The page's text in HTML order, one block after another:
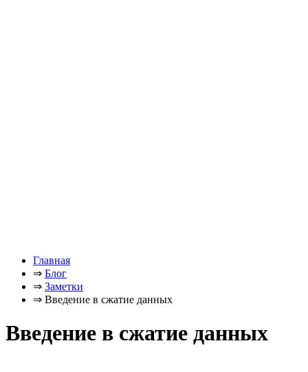
Главная
⇒ Блог
⇒ Заметки
⇒ Введение в сжатие данных
Введение в сжатие данных